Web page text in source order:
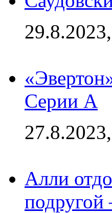
Серии А
Алли
подругой